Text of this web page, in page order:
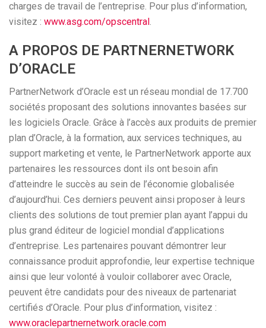
charges de travail de l’entreprise. Pour plus d’information,
visitez : www.asg.com/opscentral.
A PROPOS DE PARTNERNETWORK
D’ORACLE
PartnerNetwork d’Oracle est un réseau mondial de 17.700
sociétés proposant des solutions innovantes basées sur
les logiciels Oracle. Grâce à l’accès aux produits de premier
plan d’Oracle, à la formation, aux services techniques, au
support marketing et vente, le PartnerNetwork apporte aux
partenaires les ressources dont ils ont besoin afin
d’atteindre le succès au sein de l’économie globalisée
d’aujourd’hui. Ces derniers peuvent ainsi proposer à leurs
clients des solutions de tout premier plan ayant l’appui du
plus grand éditeur de logiciel mondial d’applications
d’entreprise. Les partenaires pouvant démontrer leur
connaissance produit approfondie, leur expertise technique
ainsi que leur volonté à vouloir collaborer avec Oracle,
peuvent être candidats pour des niveaux de partenariat
certifiés d’Oracle. Pour plus d’information, visitez :
www.oraclepartnernetwork.oracle.com